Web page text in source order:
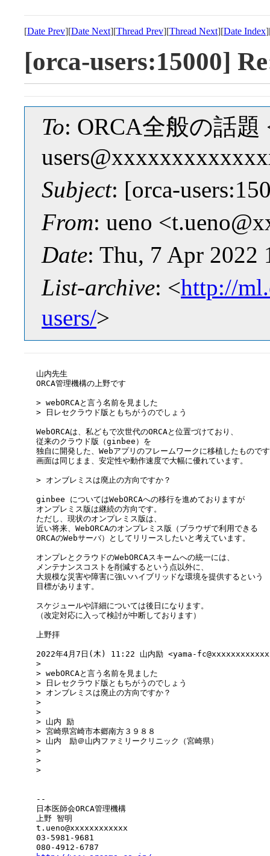
[Date Prev][Date Next][Thread Prev][Thread Next][Date Index
[orca-users:15000]
To: ORCA全般の話題
Subject: [orca-
From: ueno
Date: Thu, 7 Apr 2022
List-archive: <http://
users/>
山内先生
ORCA管理機構の上野です
> webORCAと言う名前を見ました
> 日レセクラウド版ともちがうのでしょう
WebORCAは、私どもで次世代のORCAと位置づけており、
従来のクラウド版（ginbee）を
独自に開発した、Webアプリのフレームワークに移植したもので
画面は同じまま、安定性や動作速度で大幅に優れています。
> オンブレミスは廃止の方向ですか？
ginbee についてはWebORCAへの移行を進めておりますが
オンプレミス版は継続の方向です。
ただし、現状のオンプレミス版は、
近い将来、WebORCAのオンプレミス版（ブラウザで利用できる
ORCAのWebサーバ）としてリリースしたいと考えています。
オンプレとクラウドのWebORCAスキームへの統一には、
メンテナンスコストを削減するという点以外に、
大規模な災害や障害に強いハイブリッドな環境を提供するという
目標があります。
スケジュールや詳細については後日になります。
（改定対応に入って検討が中断しております）
上野拝
2022年4月7日(木) 11:22 山内励 <yama-
>
> webORCAと言う名前を見ました
> 日レセクラウド版ともちがうのでしょう
> オンブレミスは廃止の方向ですか？
>
>
> 山内 励
> 宮崎県宮崎市本郷南方３９８８
> 山内　励＠山内ファミリークリニック（宮崎県）
>
>
>
--
日本医師会ORCA管理機構
上野 智明
t.ueno@xxxxxxxxxxxx
03-5981-9681